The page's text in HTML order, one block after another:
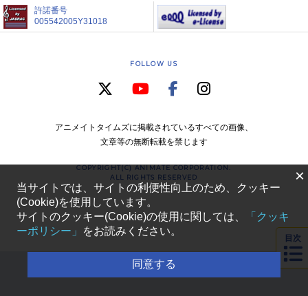
許諾番号
005542005Y31018
FOLLOW US
アニメイトタイムズに掲載されているすべての画像、
文章等の無断転載を禁じます
COPYRIGHT(C) ANIMATE CORPORATION.
ALL RIGHTS RESERVED
目次
×
当サイトでは、サイトの利便性向上のため、クッキー
(Cookie)を使用しています。
サイトのクッキー(Cookie)の使用に関しては、
「クッキ
ーポリシー」
をお読みください。
同意する